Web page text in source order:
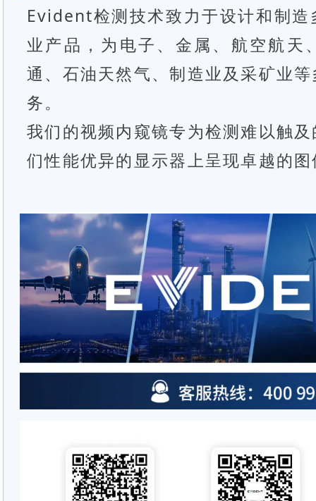
Evident检测技术致力于设计和制
业产品，为电子、金属、航空航天
通、石油天然气、制造业及采矿业
务。
我们的视频内窥镜专为检测难以触
们性能优异的显示器上呈现卓越的
测厚仪、探伤仪、相控阵仪器以及
光（XRF）材料分析仪可适用于合
多种场景的元素成分分析。
Evident 原为奥林巴斯公司旗下的
2022年，奥林巴斯公司拆分其科学
生命科学与工业检测技术业务），
2025年7月1日，Evident的检测技
舶和工业市场提供设备、系统和数
供应商。双方携手推动创新、提升